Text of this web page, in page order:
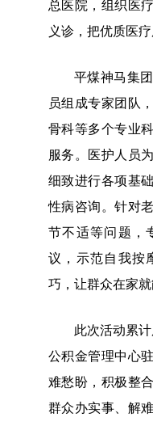
总医院，组织医
义诊，把优质医
平煤神马集
员组成专家团队
骨科等多个专业
服务。医护人员
细致进行各项基
性病咨询。针对
节不适等问题，
议，示范自我按
巧，让群众在家就
此次活动累
公积金管理中心
难愁盼，积极整
群众办实事、解